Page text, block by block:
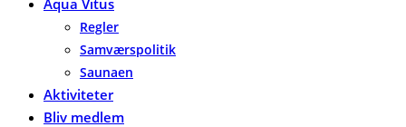
Aqua Vitus
Regler
Samværspolitik
Saunaen
Aktiviteter
Bliv medlem